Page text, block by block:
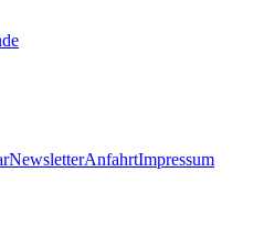
NewsletterAnfahrtImpressum